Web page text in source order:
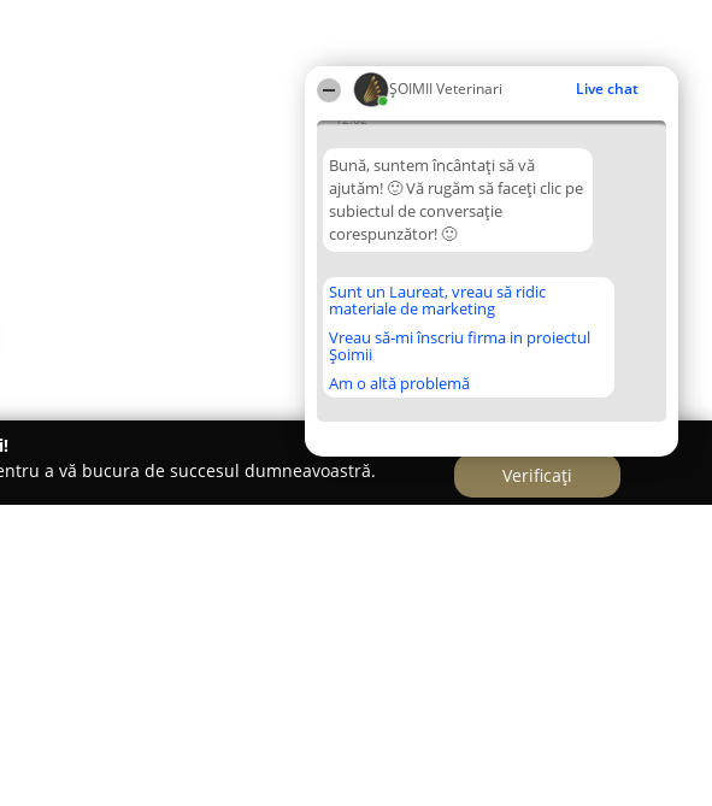
ȘOIMII Veterinari Live chat
12:02
Bună, suntem încântați să vă
ajutăm! 🙂 Vă rugăm să faceți clic pe
subiectul de conversație
corespunzător! 🙂
Sunt un Laureat, vreau să ridic
materiale de marketing
Vreau să-mi înscriu firma in proiectul
Șoimii
Am o altă problemă
a vă bucura de succesul dumneavoastră.
Verificați